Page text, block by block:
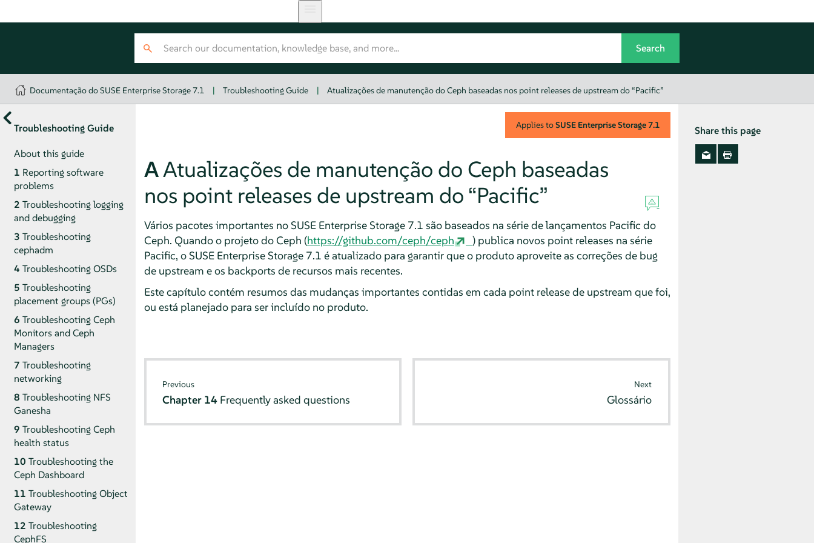
Documentação do SUSE Enterprise Storage 7.1 | Troubleshooting Guide | Atualizações de manutenção do Ceph baseadas nos point releases de upstream do “Pacific”
Troubleshooting Guide
About this guide
1 Reporting software
problems
2 Troubleshooting logging
and debugging
3 Troubleshooting
cephadm
4 Troubleshooting OSDs
5 Troubleshooting
placement groups (PGs)
6 Troubleshooting Ceph
Monitors and Ceph
Managers
7 Troubleshooting
networking
8 Troubleshooting NFS
Ganesha
9 Troubleshooting Ceph
health status
10 Troubleshooting the
Ceph Dashboard
11 Troubleshooting Object
Gateway
12 Troubleshooting
CephFS
Applies toSUSE Enterprise Storage7.1
AAtualizações de manutenção do Ceph baseadas
nos point releases de upstream do “Pacific”
Vários pacotes importantes no SUSE Enterprise Storage 7.1 são baseados na série de lançamentos Pacific do
Ceph. Quando o projeto do Ceph (https://github.com/ceph/ceph
) publica novos point releases na série
Pacific, o SUSE Enterprise Storage 7.1 é atualizado para garantir que o produto aproveite as correções de bug
de upstream e os backports de recursos mais recentes.
Este capítulo contém resumos das mudanças importantes contidas em cada point release de upstream que foi,
ou está planejado para ser incluído no produto.
Previous
Chapter 14 Frequently asked questions
Next
Glossário
Share this page